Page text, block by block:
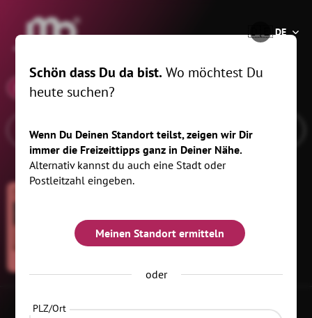
®
🇩🇪DE
08.07.26
Schön dass Du da bist. Wo möchtest Du
heute suchen?
Wenn Du Deinen Standort teilst, zeigen wir Dir
immer die Freizeittipps ganz in Deiner Nähe.
Alternativ kannst du auch eine Stadt oder
Postleitzahl eingeben.
Meinen Standort ermitteln
oder
PLZ/Ort